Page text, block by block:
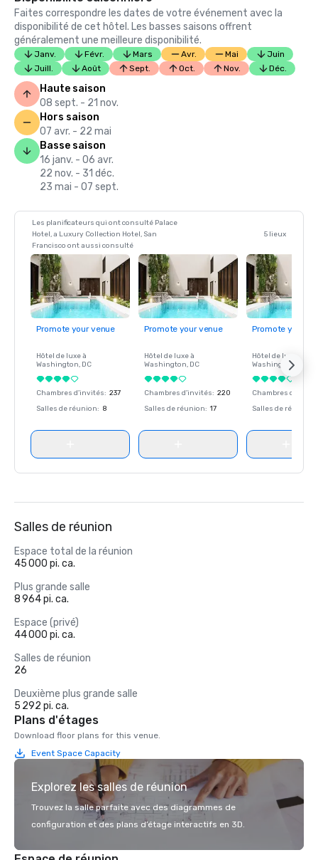
Faites correspondre les dates de votre événement avec la
disponibilité de cet hôtel. Les basses saisons offrent
généralement une meilleure disponibilité.
Janv. Févr. Mars Avr. Mai
Juin
Juill.
Août Sept. Oct. Nov. Déc.
Haute saison
08 sept. - 21 nov.
Hors saison
07 avr. - 22 mai
Basse saison
16 janv. - 06 avr.
22 nov. - 31 déc.
23 mai - 07 sept.
Les planificateurs qui ont consulté Palace
Hotel, a Luxury Collection Hotel, San
Francisco ont aussi consulté
5 lieux
Promote your venue
Hôtel de luxe à
Washington, DC
Chambres d'invités: 237
Salles de réunion: 8
Promote your venue
Hôtel de luxe à
Washington, DC
Chambres d'invités: 220
Salles de réunion: 17
Promote your
Hôtel de luxe à
Washington
Chambres
Salles de réunion
Salles de réunion
Espace total de la réunion
45 000 pi. ca.
Plus grande salle
8 964 pi. ca.
Espace (privé)
44 000 pi. ca.
Salles de réunion
26
Deuxième plus grande salle
5 292 pi. ca.
Plans d'étages
Download floor plans for this venue.
Event Space Capacity
Explorez les salles de réunion
Trouvez la salle parfaite avec des diagrammes de
configuration et des plans d’étage interactifs en 3D.